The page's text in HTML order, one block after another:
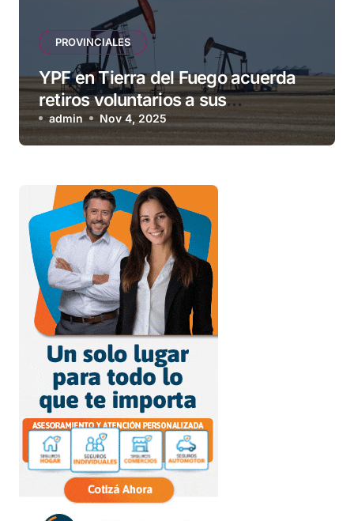
PROVINCIALES
YPF en Tierra del Fuego acuerda
retiros voluntarios a sus
contratistas
admin Nov 4, 2025